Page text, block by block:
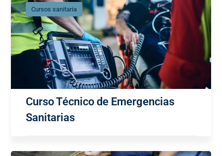
Cursos sanitaria
Curso Técnico de Emergencias
Sanitarias